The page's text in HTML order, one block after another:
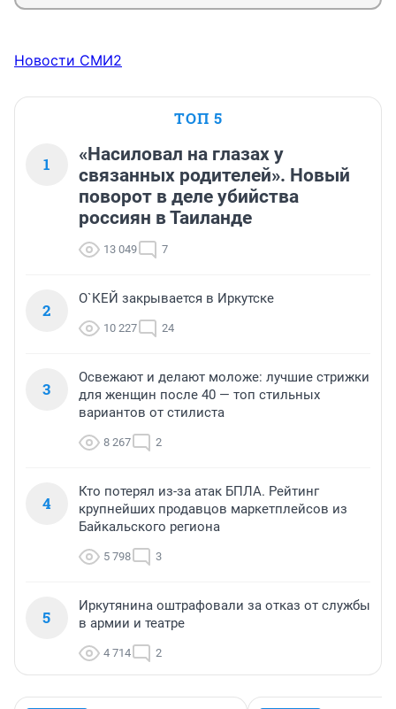
Новости СМИ2
ТОП 5
1
«Насиловал на глазах у
связанных родителей». Новый
поворот в деле убийства
россиян в Таиланде
13 049 7
2
О`КЕЙ закрывается в Иркутске
10 227 24
3
Освежают и делают моложе: лучшие стрижки
для женщин после 40 — топ стильных
вариантов от стилиста
8 267 2
4
Кто потерял из-за атак БПЛА. Рейтинг
крупнейших продавцов маркетплейсов из
Байкальского региона
5 798 3
5
Иркутянина оштрафовали за отказ от службы
в армии и театре
4 714 2